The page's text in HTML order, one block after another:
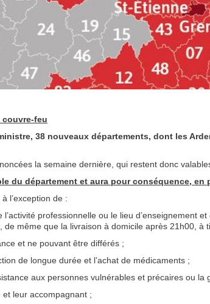
couvre-feu
38 nouveaux départements, dont les
la semaine dernière, qui restent donc
du département et aura pour conséquence,
, à l’exception de :
professionnelle ou le lieu d’enseignement
de même que la livraison à domicile après 21h00, à
et ne pouvant être différés ;
de longue durée et l’achat de médicaments ;
aux personnes vulnérables et précaires ou la
leur accompagnant ;